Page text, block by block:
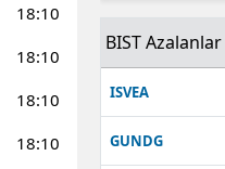
18:10
18:10
18:10
18:10
BIST Azalanlar
ISVEA
GUNDG